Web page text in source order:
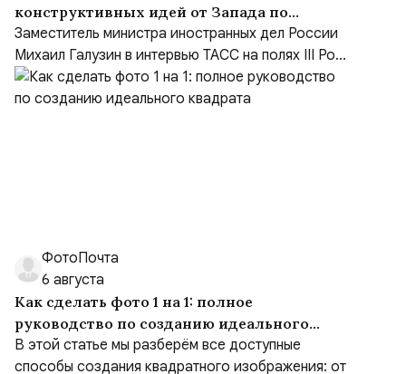
конструктивных идей от Запада по
Украине и переходе на язык ультиматумов
Заместитель министра иностранных дел России
Михаил Галузин в интервью ТАСС на полях III Ро...
ФотоПочта
6 августа
Как сделать фото 1 на 1: полное
руководство по созданию идеального
квадрата
В этой статье мы разберём все доступные
способы создания квадратного изображения: от